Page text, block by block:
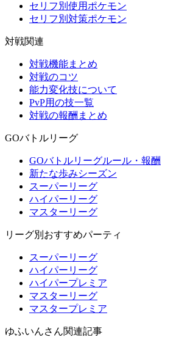
セリフ別使用ポケモン
セリフ別対策ポケモン
対戦関連
対戦機能まとめ
対戦のコツ
能力変化技について
PvP用の技一覧
対戦の報酬まとめ
GOバトルリーグ
GOバトルリーグルール・報酬
新たな歩みシーズン
スーパーリーグ
ハイパーリーグ
マスターリーグ
リーグ別おすすめパーティ
スーパーリーグ
ハイパーリーグ
ハイパープレミア
マスターリーグ
マスタープレミア
ゆふいんさん関連記事